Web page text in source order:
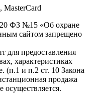
20 ФЗ №15 «Об охране
сайтом запрещено
для предоставления
характеристиках
(п.1 и п.2 ст. 10 Закона
продажа